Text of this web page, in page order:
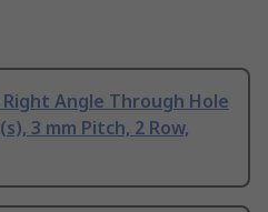
Angle Through Hole
3 mm Pitch, 2 Row,